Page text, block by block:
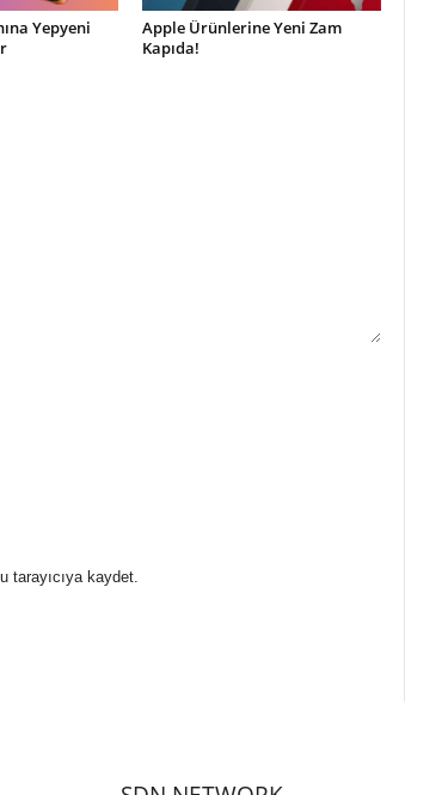
Yepyeni
Apple Ürünlerine Yeni Zam
Kapıda!
tarayıcıya kaydet.